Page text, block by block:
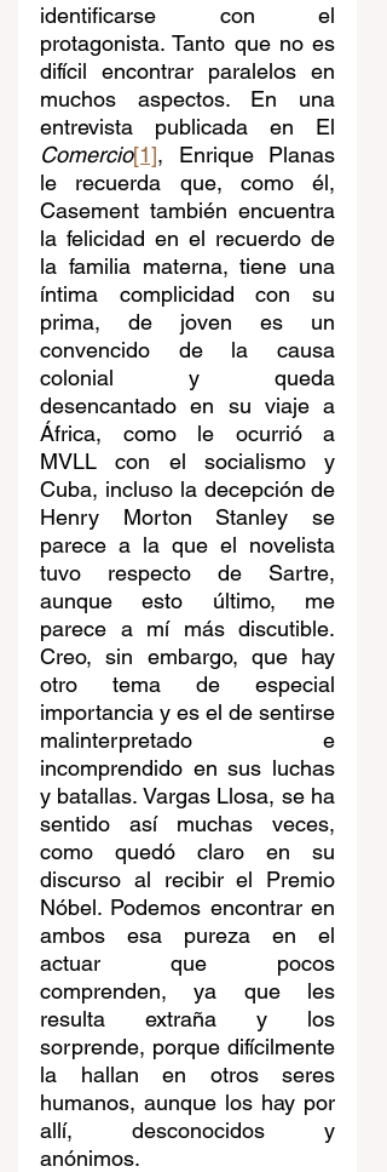
identificarse con el
protagonista. Tanto que no es
difícil encontrar paralelos en
muchos aspectos. En una
Comercio[1], Enrique Planas
le recuerda que, como él,
Casement también encuentra
la felicidad en el recuerdo de
la familia materna, tiene una
íntima complicidad con su
prima, de joven es un
convencido de la causa
colonial y queda
desencantado en su viaje a
África, como le ocurrió a
MVLL con el socialismo y
Cuba, incluso la decepción de
Henry Morton Stanley se
parece a la que el novelista
tuvo respecto de Sartre,
aunque esto último, me
parece a mí más discutible.
Creo, sin embargo, que hay
otro tema de especial
importancia y es el de sentirse
malinterpretado e
incomprendido en sus luchas
y batallas. Vargas Llosa, se ha
sentido así muchas veces,
como quedó claro en su
discurso al recibir el Premio
Nóbel. Podemos encontrar en
ambos esa pureza en el
actuar que pocos
comprenden, ya que les
resulta extraña y los
sorprende, porque difícilmente
la hallan en otros seres
humanos, aunque los hay por
allí, desconocidos y
anónimos.